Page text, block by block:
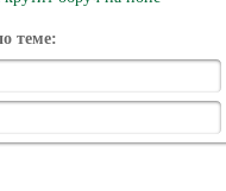
теме: